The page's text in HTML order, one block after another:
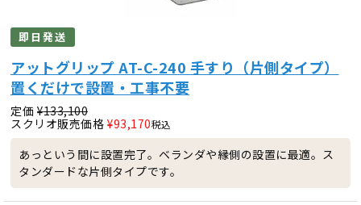
即日発送
アットグリップ AT-C-240 手すり（片側タイプ）
置くだけで設置・工事不要
定価 ¥133,100
スクリオ販売価格 ¥93,170税込
あっという間に設置完了。ベランダや縁側の設置に最適。ス
タンダードな片側タイプです。